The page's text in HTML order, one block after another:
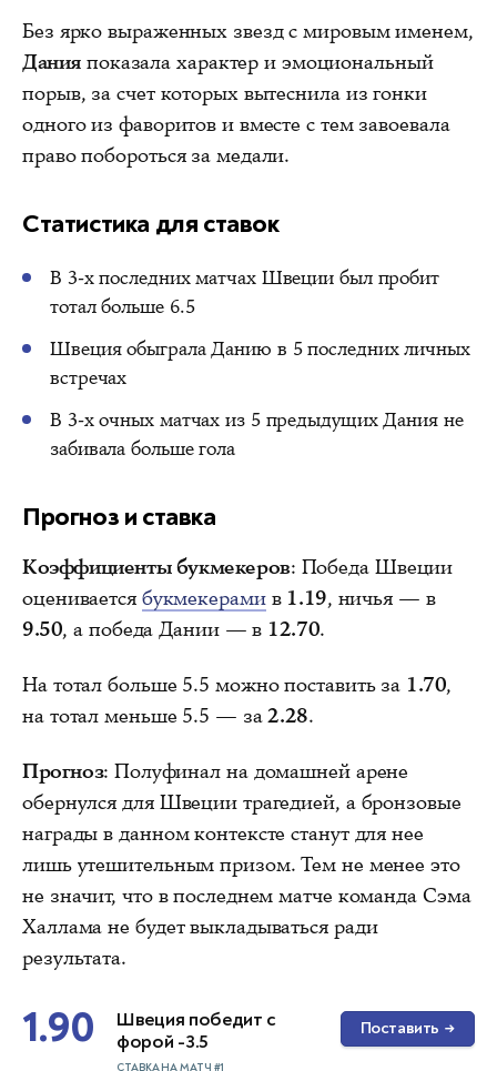
Без ярко выраженных звезд с мировым именем,
Дания показала характер и эмоциональный
порыв, за счет которых вытеснила из гонки
одного из фаворитов и вместе с тем завоевала
право побороться за медали.
Статистика для ставок
В 3-х последних матчах Швеции был пробит
тотал больше 6.5
Швеция обыграла Данию в 5 последних личных
встречах
В 3-х очных матчах из 5 предыдущих Дания не
забивала больше гола
Прогноз и ставка
Коэффициенты букмекеров: Победа Швеции
оценивается букмекерамив 1.19, ничья — в
9.50, а победа Дании — в 12.70.
На тотал больше 5.5 можно поставить за 1.70,
на тотал меньше 5.5 — за2.28.
Прогноз: Полуфинал на домашней арене
обернулся для Швеции трагедией, а бронзовые
награды в данном контексте станут для нее
лишь утешительным призом. Тем не менее это
не значит, что в последнем матче команда Сэма
Халлама не будет выкладываться ради
результата.
1.90
Швеция победит с
форой -3.5
СТАВКА НА МАТЧ #1
Поставить →